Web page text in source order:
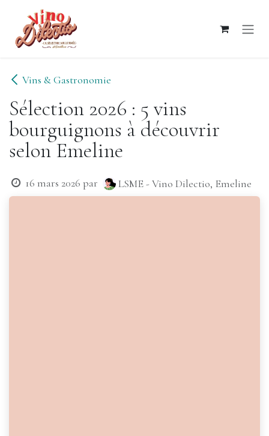
Se rendre au contenu
Vins & Gastronomie
Sélection 2026 : 5 vins
bourguignons à découvrir
selon Emeline
16 mars 2026 par LSME - Vino Dilectio, Emeline